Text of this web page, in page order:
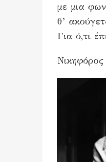
με μια
θ’
Για ό,τι